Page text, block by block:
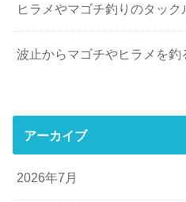
ヒラメやマゴチ釣りのタッ
波止からマゴチやヒラメを
アーカイブ
2026年7月